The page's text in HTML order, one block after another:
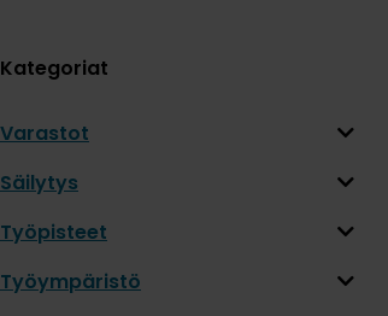
Kategoriat
Varastot
Säilytys
Työpisteet
Työympäristö